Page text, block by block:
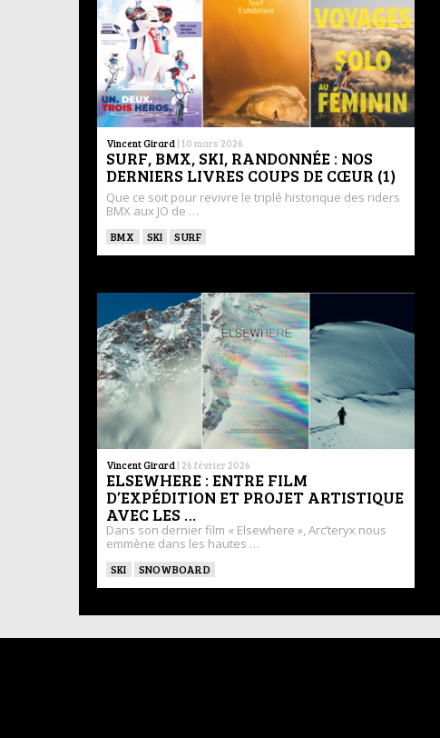
Vincent Girard | 10 mars 2026
SURF, BMX, SKI, RANDONNÉE : NOS
DERNIERS LIVRES COUPS DE CŒUR (1)
Que ce soit pour revivre le triplé historique des riders
BMX aux JO de …
BMX SKI SURF
Vincent Girard | 26 février 2026
ELSEWHERE : ENTRE FILM
D’EXPÉDITION ET PROJET ARTISTIQUE
AVEC LES …
Dans son dernier film « Elsewhere », Arc’teryx nous
emmène dans les hautes …
SKI SNOWBOARD